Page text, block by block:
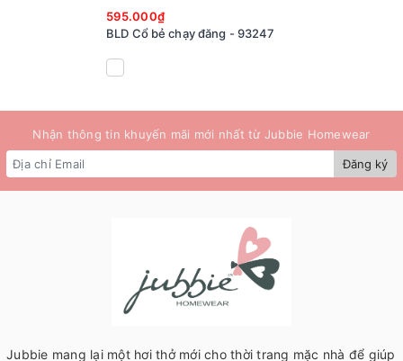
595.000₫
BLD Cổ bẻ chạy đăng - 93247
Nhận thông tin khuyến mãi mới nhất từ Jubbie Homewear
Đăng ký
Jubbie mang lại một hơi thở mới cho thời trang mặc nhà để giúp